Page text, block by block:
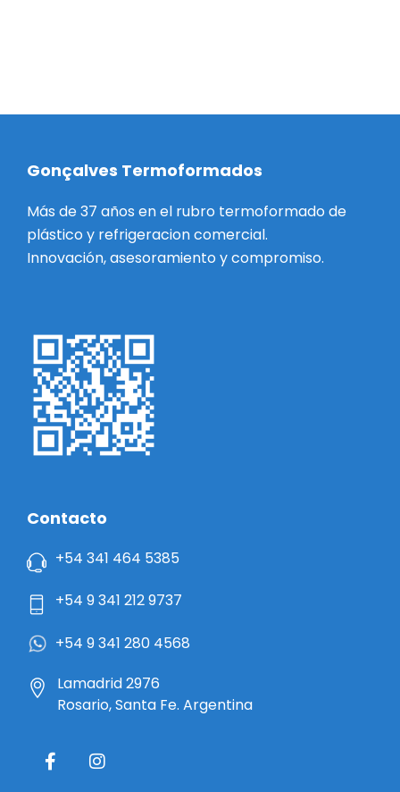
Gonçalves Termoformados
Más de 37 años en el rubro termoformado de
plástico y refrigeracion comercial.
Innovación, asesoramiento y compromiso.
Contacto
+54 341 464 5385
+54 9 341 212 9737
+54 9 341 280 4568
Lamadrid 2976
Rosario, Santa Fe. Argentina